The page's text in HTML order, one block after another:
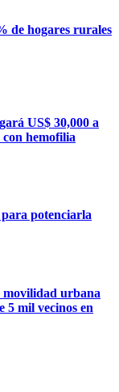
de hogares rurales
US$ 30,000 a
con hemofilia
potenciarla
movilidad urbana
5 mil vecinos en